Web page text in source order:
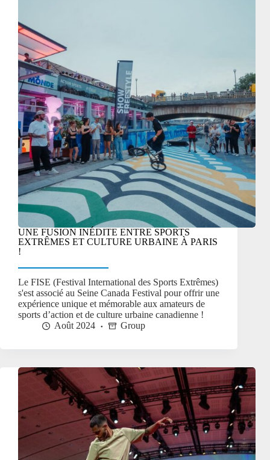
UNE FUSION INÉDITE ENTRE SPORTS
EXTRÊMES ET CULTURE URBAINE À PARIS
!
Le FISE (Festival International des Sports Extrêmes)
s'est associé au Seine Canada Festival pour offrir une
expérience unique et mémorable aux amateurs de
sports d’action et de culture urbaine canadienne !
Août 2024
Group